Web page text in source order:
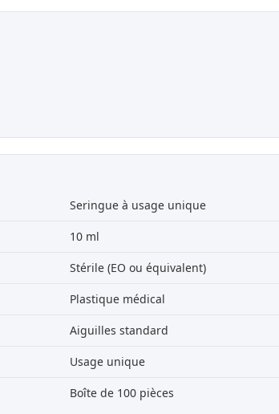
Seringue à usage unique
10 ml
Stérile (EO ou équivalent)
Plastique médical
Aiguilles standard
Usage unique
Boîte de 100 pièces